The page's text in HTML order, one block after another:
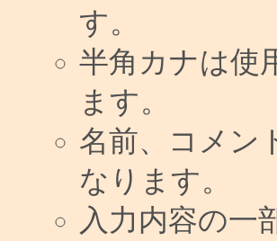
す。
半角カナは使
ます。
名前、コメン
なります。
入力内容の一